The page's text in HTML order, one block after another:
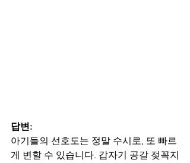
답변:
아기들의 선호도는 정말 수시로, 또 빠르
게 변할 수 있습니다. 갑자기 공갈 젖꼭지